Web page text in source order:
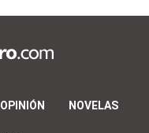
OPINIÓN NOVELAS